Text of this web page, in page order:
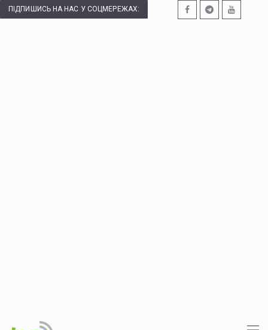
ПІДПИШИСЬ НА НАС У СОЦМЕРЕЖАХ: